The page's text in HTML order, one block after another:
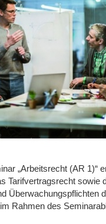
„Arbeitsrecht (AR 1)“
Tarifvertragsrecht
Überwachungspflichten
Rahmen des